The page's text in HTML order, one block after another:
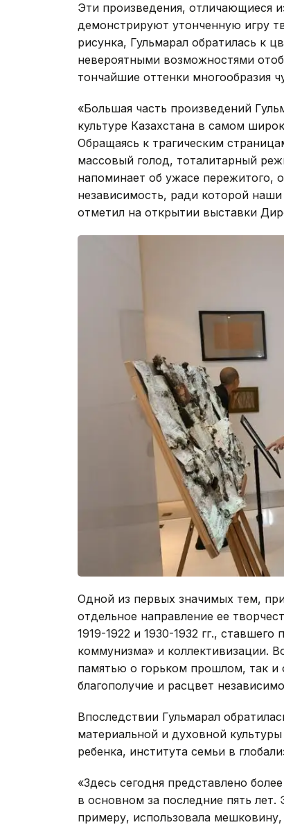
Эти произведения, отличающиеся
демонстрируют утонченную игру
рисунка, Гульмарал обратилась к
невероятными возможностями
тончайшие оттенки многообразия
«Большая часть произведений
культуре Казахстана в самом
Обращаясь к трагическим
массовый голод, тоталитарный
напоминает об ужасе пережитого,
независимость, ради которой
отметил на открытии выставки
Одной из первых значимых тем,
отдельное направление ее
1919-1922 и 1930-1932 гг.,
коммунизма» и коллективизации.
памятью о горьком прошлом, так и
благополучие и расцвет
Впоследствии Гульмарал
материальной и духовной
ребенка, института семьи в
«Здесь сегодня представлено
в основном за последние пять
примеру, использовала